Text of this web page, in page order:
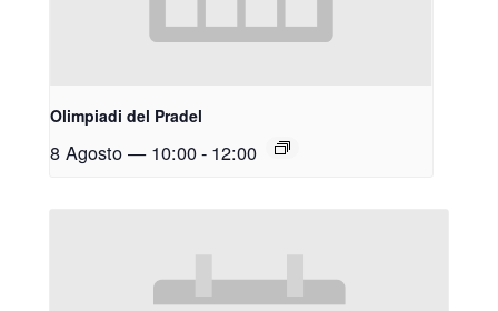
Olimpiadi del Pradel
8 Agosto — 10:00- 12:00